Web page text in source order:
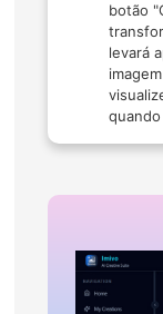
botão
levará